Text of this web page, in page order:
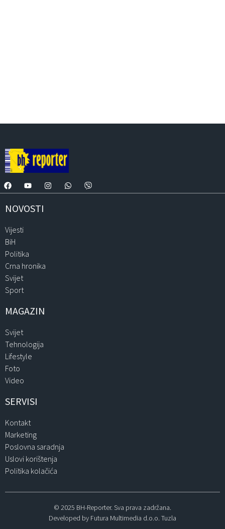
NOVOSTI
Vijesti
BiH
Politika
Crna hronika
Svijet
Sport
MAGAZIN
Svijet
Tehnologija
Lifestyle
Foto
Video
SERVISI
Kontakt
Marketing
Poslovna saradnja
Uslovi korištenja
Politika kolačića
© 2025 BH-Reporter. Sva prava zadržana.
Developed by Futura Multimedia d.o.o. Tuzla